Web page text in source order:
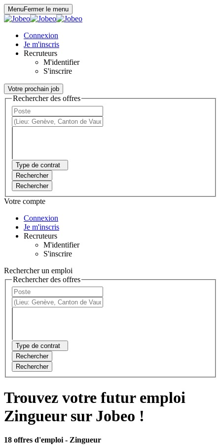
MenuFermer le menu
Connexion
Je m'inscris
Recruteurs
M'identifier
S'inscrire
Votre prochain job
Rechercher des offres
Type de contrat
Rechercher
Rechercher
Votre compte
Connexion
Je m'inscris
Recruteurs
M'identifier
S'inscrire
Rechercher un emploi
Rechercher des offres
Type de contrat
Rechercher
Rechercher
Trouvez votre futur emploi
Zingueur sur Jobeo !
18 offres d'emploi - Zingueur
Panneau de gestion des cookies